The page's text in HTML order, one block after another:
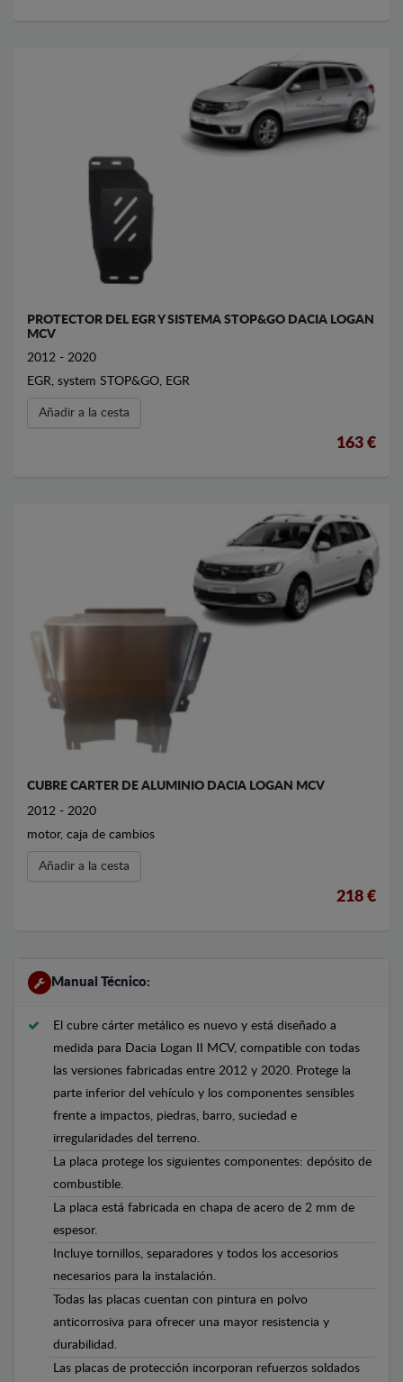
PROTECTOR DEL EGR Y SISTEMA STOP&GO DACIA LOGAN
MCV
2012 - 2020
EGR, system STOP&GO, EGR
Añadir a la cesta
163 €
CUBRE CARTER DE ALUMINIO DACIA LOGAN MCV
2012 - 2020
motor, caja de cambios
Añadir a la cesta
218 €
Manual Técnico:
El cubre cárter metálico es nuevo y está diseñado a
medida para Dacia Logan II MCV, compatible con todas
las versiones fabricadas entre 2012 y 2020. Protege la
parte inferior del vehículo y los componentes sensibles
frente a impactos, piedras, barro, suciedad e
irregularidades del terreno.
La placa protege los siguientes componentes: depósito de
combustible.
La placa está fabricada en chapa de acero de 2 mm de
espesor.
Incluye tornillos, separadores y todos los accesorios
necesarios para la instalación.
Todas las placas cuentan con pintura en polvo
anticorrosiva para ofrecer una mayor resistencia y
durabilidad.
Las placas de protección incorporan refuerzos soldados